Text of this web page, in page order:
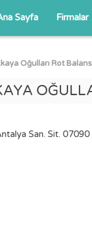
Sayfa Firmalar
Oğulları Rot Balans
San. Sit.